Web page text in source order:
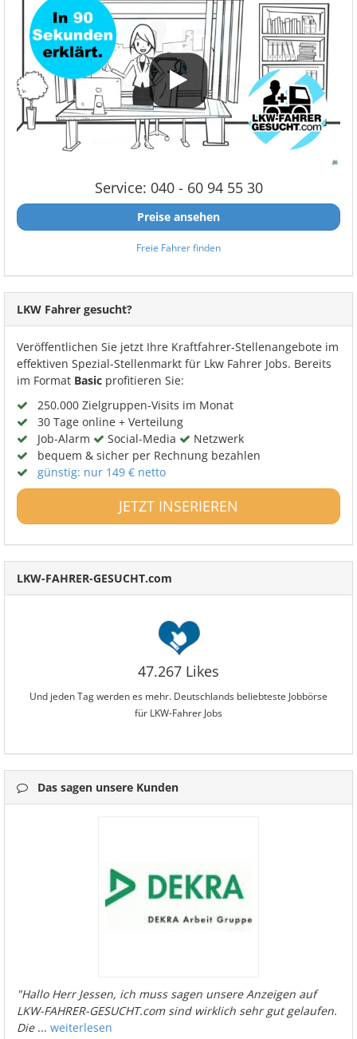
Service: 040 - 60 94 55 30
Preise ansehen
Freie Fahrer finden
LKW Fahrer gesucht?
Veröffentlichen Sie jetzt Ihre Kraftfahrer-Stellenangebote im
effektiven Spezial-Stellenmarkt für Lkw Fahrer Jobs. Bereits
im Format Basic profitieren Sie:
250.000 Zielgruppen-Visits im Monat
30 Tage online + Verteilung
Job-Alarm
Social-Media
Netzwerk
bequem & sicher per Rechnung bezahlen
günstig: nur 149 € netto
JETZT INSERIEREN
LKW-FAHRER-GESUCHT.com
47.267 Likes
Und jeden Tag werden es mehr. Deutschlands beliebteste Jobbörse
für LKW-Fahrer Jobs
Das sagen unsere Kunden
"Hallo Herr Jessen, ich muss sagen unsere Anzeigen auf
LKW-FAHRER-GESUCHT.com sind wirklich sehr gut gelaufen.
Die... weiterlesen